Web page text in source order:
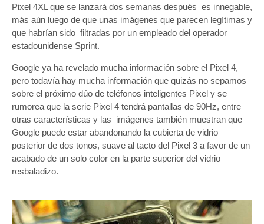
pero
las
nuevas
Google
Pixel
4XL
muestran
un
innegable
parecido
con
Pixel 4XL que se lanzará dos semanas después es innegable,
más aún luego de que unas imágenes que parecen legítimas y
que habrían sido filtradas por un empleado del operador
estadounidense Sprint.
Google ya ha revelado mucha información sobre el Pixel 4,
pero todavía hay mucha información que quizás no sepamos
sobre el próximo dúo de teléfonos inteligentes Pixel y se
rumorea que la serie Pixel 4 tendrá pantallas de 90Hz, entre
otras características y las imágenes también muestran que
Google puede estar abandonando la cubierta de vidrio
posterior de dos tonos, suave al tacto del Pixel 3 a favor de un
acabado de un solo color en la parte superior del vidrio
resbaladizo.